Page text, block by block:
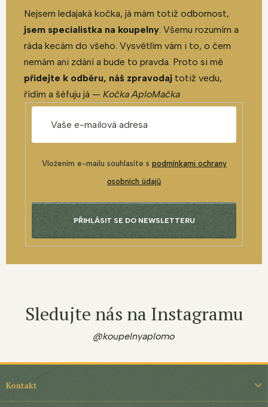
Nejsem ledajaká kočka, já mám totiž odbornost,
jsem specialistka na koupelny. Všemu rozumím a
ráda kecám do všeho. Vysvětlím vám i to, o čem
nemám ani zdání a bude to pravda. Proto si mě
přidejte k odběru, náš zpravodaj totiž vedu,
řídím a šéfuju já — Kočka AploMačka
Vložením e-mailu souhlasíte s podmínkami ochrany
osobních údajů
PŘIHLÁSIT SE DO NEWSLETTERU
Sledujte nás na Instagramu
@koupelnyaplomo
Kontakt